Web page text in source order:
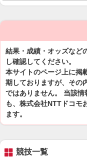
結果・成績・オッズなど
し確認してください。
本サイトのページ上に掲
期しておりますが、その
ではありません。 当該
も、株式会社NTTドコモ
ます。
競技一覧